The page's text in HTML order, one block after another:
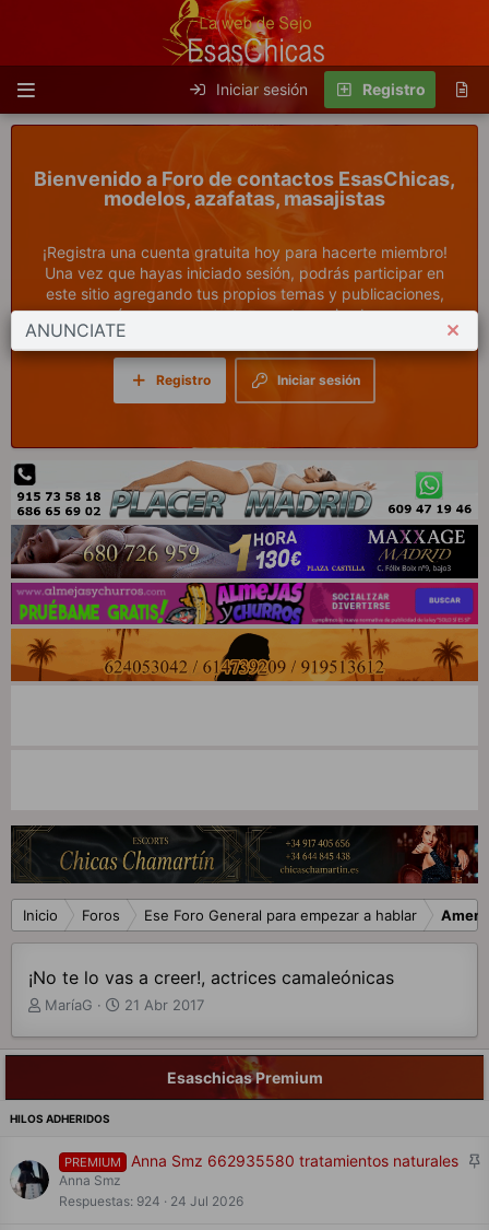
Iniciar sesión Registro
Foro de contactos EsasChicas,
modelos, azafatas, masajistas
¡Registra una cuenta gratuita hoy para hacerte miembro!
Una vez que hayas iniciado sesión, podrás participar en
este sitio agregando tus propios temas y publicaciones,
¡así como conectarte con otros miembros
Iniciar sesión
Registro
Inicio Foros Ese Foro General para empezar a hablar
¡No te lo vas a creer!, actrices camaleónicas
A
t
d
e
m
MaríaG
F
c
d
n
c
21 Abr 2017
Esaschicas Premium
F
PREMIUM Anna Smz 662935580 tratamientos naturales
Anna Smz
Respuestas 924 24 Jul 2026
ANUNCIATE